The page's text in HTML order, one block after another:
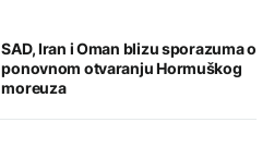
SAD, Iran i Oman blizu sporazuma o
ponovnom otvaranju Hormuškog
moreuza